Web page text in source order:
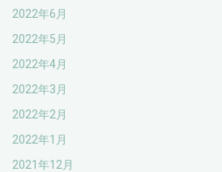
2022年6月
2022年5月
2022年4月
2022年3月
2022年2月
2022年1月
2021年12月